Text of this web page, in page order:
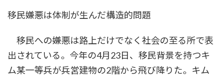
移民嫌悪は体制が生んだ構造的問題
移民への嫌悪は路上だけでなく社会の至る所で表
出されている。今年の4月23日、移民背景を持つキ
ム某一等兵が兵営建物の2階から飛び降りた。キム